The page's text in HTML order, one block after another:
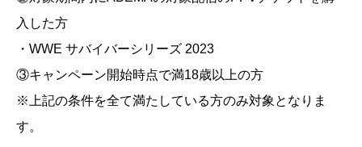
入した方
・WWE サバイバーシリーズ 2023
③キャンペーン開始時点で満18歳以上の方
※上記の条件を全て満たしている方のみ対象となりま
す。